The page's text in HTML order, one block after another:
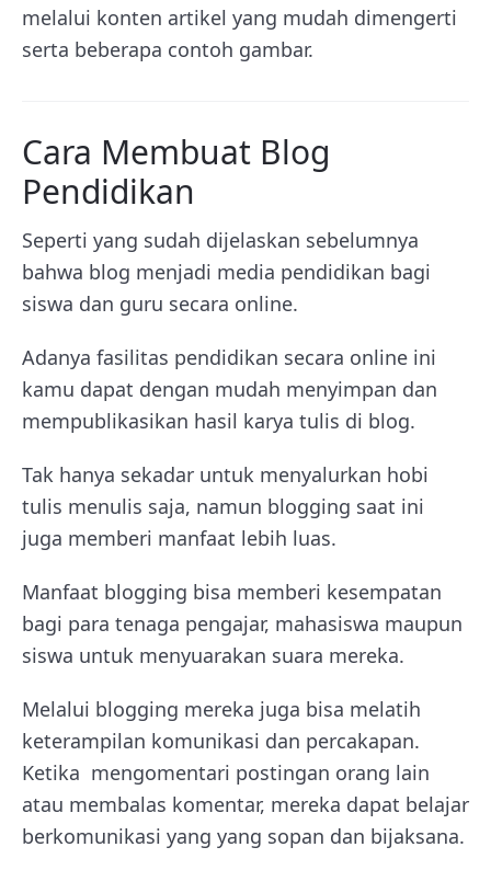
melalui konten artikel yang mudah dimengerti
serta beberapa contoh gambar.
Cara Membuat Blog
Pendidikan
Seperti yang sudah dijelaskan sebelumnya
bahwa blog menjadi media pendidikan bagi
siswa dan guru secara online.
Adanya fasilitas pendidikan secara online ini
kamu dapat dengan mudah menyimpan dan
mempublikasikan hasil karya tulis di blog.
Tak hanya sekadar untuk menyalurkan hobi
tulis menulis saja, namun blogging saat ini
juga memberi manfaat lebih luas.
Manfaat blogging bisa memberi kesempatan
bagi para tenaga pengajar, mahasiswa maupun
siswa untuk menyuarakan suara mereka.
Melalui blogging mereka juga bisa melatih
keterampilan komunikasi dan percakapan.
Ketika mengomentari postingan orang lain
atau membalas komentar, mereka dapat belajar
berkomunikasi yang yang sopan dan bijaksana.